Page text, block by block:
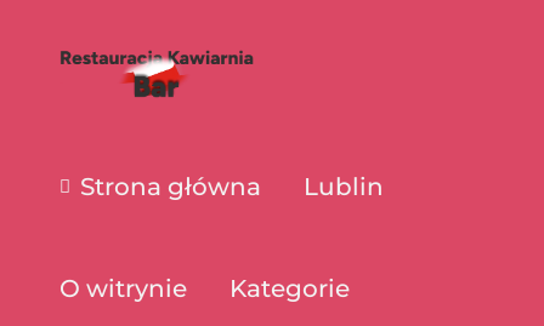
Strona główna Lublin
O witrynie Kategorie